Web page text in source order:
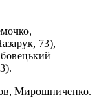
73),
Мирошниченко.